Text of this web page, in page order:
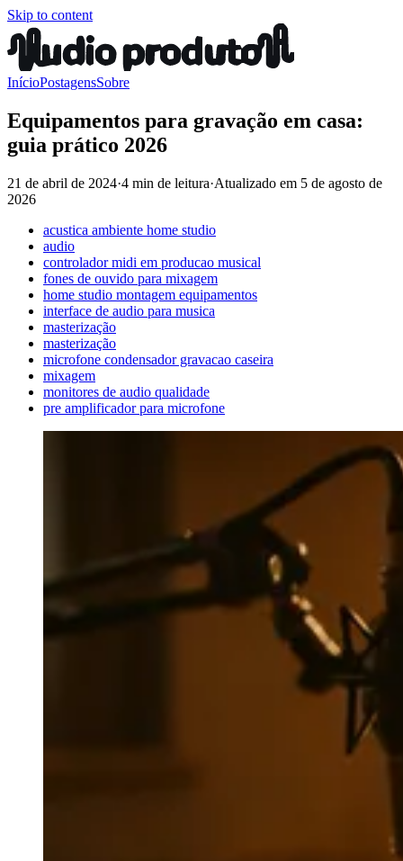
Skip to content
InícioPostagensSobre
Equipamentos para gravação em casa:
guia prático 2026
21 de abril de 2024·4 min de leitura·Atualizado em 5 de agosto de
2026
acustica ambiente home studio
audio
controlador midi em producao musical
fones de ouvido para mixagem
home studio montagem equipamentos
interface de audio para musica
masterização
masterização
microfone condensador gravacao caseira
mixagem
monitores de audio qualidade
pre amplificador para microfone